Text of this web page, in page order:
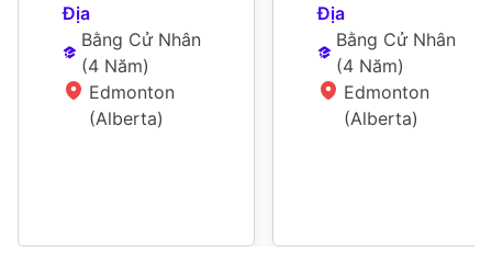
Địa
Bằng Cử Nhân
(4 Năm)
Edmonton
(Alberta)
Địa
Bằng Cử Nhân
(4 Năm)
Edmonton
(Alberta)